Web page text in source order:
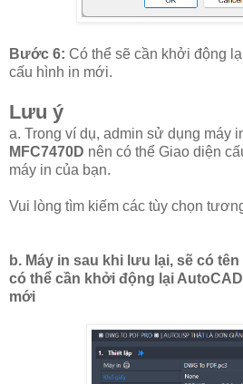
Bước 6: Có thể sẽ cần khởi động
cấu hình in mới.
Lưu ý
a. Trong ví dụ, admin sử dụng máy
MFC7470D nên có thể Giao diện
máy in của bạn.
Vui lòng tìm kiếm các tùy chọn
b. Máy in sau khi lưu lại, sẽ có
có thể cần khởi động lại
mới